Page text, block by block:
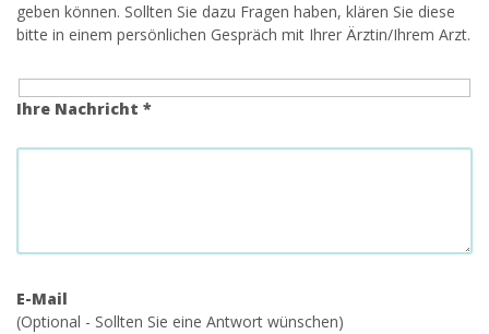
geben können. Sollten Sie dazu Fragen haben, klären Sie diese
bitte in einem persönlichen Gespräch mit Ihrer Ärztin/Ihrem Arzt.
Ihre Nachricht *
E-Mail
(Optional - Sollten Sie eine Antwort wünschen)